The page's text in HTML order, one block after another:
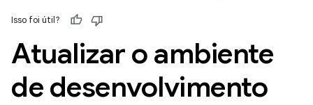
Isso foi útil?
Atualizar o ambiente
de desenvolvimento